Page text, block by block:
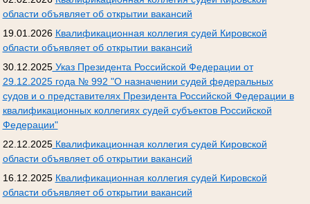
области объявляет об открытии вакансий
19.01.2026 Квалификационная коллегия судей Кировской
области объявляет об открытии вакансий
30.12.2025Указ Президента Российской Федерации от
29.12.2025 года № 992 "О назначении судей федеральных
судов и о представителях Президента Российской Федерации в
квалификационных коллегиях судей субъектов Российской
Федерации"
22.12.2025Квалификационная коллегия судей Кировской
области объявляет об открытии вакансий
16.12.2025 Квалификационная коллегия судей Кировской
области объявляет об открытии вакансий